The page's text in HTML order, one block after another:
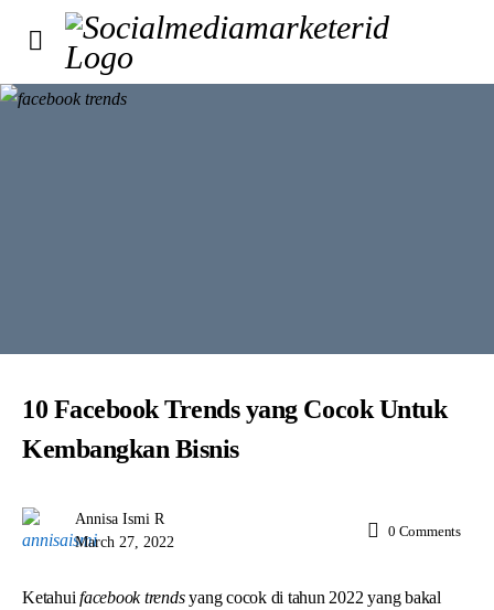
10 Facebook Trends yang Cocok Untuk
Kembangkan Bisnis
Annisa Ismi R
March 27, 2022
0 Comments
Ketahuifacebook trendsyang cocok di tahun 2022 yang bakal